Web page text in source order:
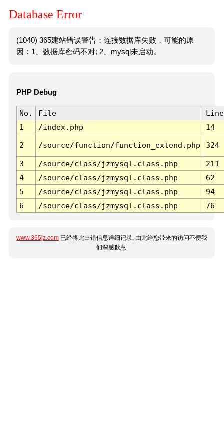
Database Error
(1040) 365建站错误警告：连接数据库失败，可能的原
因：1、数据库密码不对; 2、mysql未启动。
PHP Debug
No. File
Line
1
/index.php 14
2 /source/function/function_extend.php 324
3 /source/class/jzmysql.class.php
211
4
/source/class/jzmysql.class.php
62
5
/source/class/jzmysql.class.php
94
6
/source/class/jzmysql.class.php 76
www.365jz.com 已经将此出错信息详细记录, 由此给您带来的访问不便我
们深感歉意.